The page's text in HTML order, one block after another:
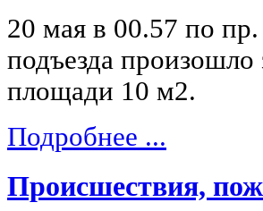
20 мая в 00.57 по
подъезда
площади 10 м2.
Подробнее ...
Происшествия,